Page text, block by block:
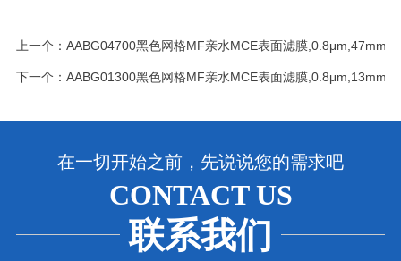
上一个： AABG04700黑色网格MF亲水MCE表面滤膜,0.8μm,47mm
下一个： AABG01300黑色网格MF亲水MCE表面滤膜,0.8μm,13mm
在一切开始之前，先说说您的需求吧
CONTACT US
联系我们